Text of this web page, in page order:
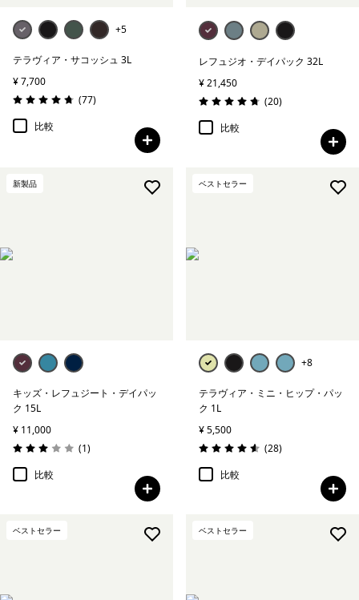
+5
テラヴィア・サコッシュ 3L
¥ 7,700
評価: 4.7 / 5
(77レビュー
)
比較
レフュジオ・デイパック 32L
¥ 21,450
評価: 4.8 / 5
(20レビュー
)
比較
新製品
キッズ・レフュジート・デイパッ
ク 15L
¥ 11,000
評価: 3.0 / 5
(1レビュー
)
比較
ベストセラー
+8
テラヴィア・ミニ・ヒップ・パッ
ク 1L
¥ 5,500
評価: 4.6 / 5
(28レビュー
)
比較
ベストセラー ベストセラー